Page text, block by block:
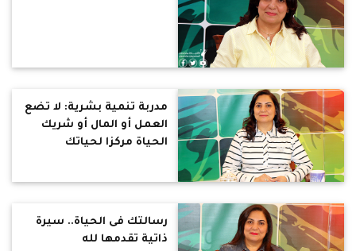
مدربة تنمية بشرية: لا تضع
العمل أو المال أو شريك
الحياة مركزا لحياتك
رسالتك فى الحياة.. سيرة
ذاتية تقدمها لله